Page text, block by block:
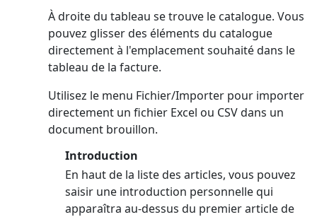
À droite du tableau se trouve le catalogue. Vous
pouvez glisser des éléments du catalogue
directement à l'emplacement souhaité dans le
tableau de la facture.
Utilisez le menu Fichier/Importer pour importer
directement un fichier Excel ou CSV dans un
document brouillon.
Introduction
En haut de la liste des articles, vous pouvez
saisir une introduction personnelle qui
apparaîtra au-dessus du premier article de